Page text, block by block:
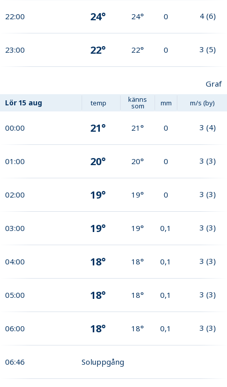
22:00 24° 24° 0 4 (6)
23:00 22° 22° 0 3 (5)
Graf
Lör 15 aug temp känns
som mm m/s (by)
00:00 21° 21° 0 3 (4)
01:00 20° 20° 0 3 (3)
02:00 19° 19° 0 3 (3)
03:00 19° 19° 0,1 3 (3)
04:00 18° 18° 0,1 3 (3)
05:00 18° 18° 0,1 3 (3)
06:00 18° 18° 0,1 3 (3)
06:46 Soluppgång